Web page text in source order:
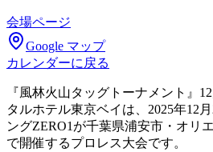
会場ページ
Google マップ
カレンダーに戻る
『風林火山タッグトーナメント』
タルホテル東京ベイは、2025年12
ングZERO1が千葉県浦安市・オリ
で開催するプロレス大会です。